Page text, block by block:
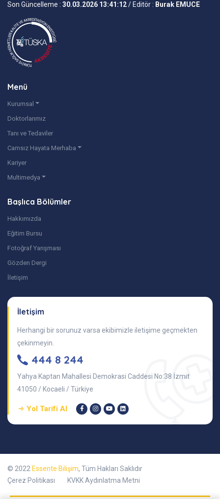
Son Güncelleme : 30.03.2026 13:41:12/ Editör : Burak EMUCE
Menü
Kurumsal
Doktorlarımız
Tanı ve Tedaviler
Camsız Hayata Merhaba
Kariyer
Multimedya
Başlıca Bölümler
Hakkımızda
Eğitim Bursu
Fotoğraf Yarışması
Gözden Dergi
İletişim
İletişim
Herhangi bir sorunuz varsa ekibimizle iletişime geçmekten
çekinmeyin.
444 8 244
Yahya Kaptan Mahallesi Demokrasi Caddesi No:38 İzmit
41050 / Kocaeli / Türkiye
Yol Tarifi Al
© 2022 Essente Bilişim, Tüm Hakları Saklıdır
Çerez Politikası
KVKK Aydınlatma Metni